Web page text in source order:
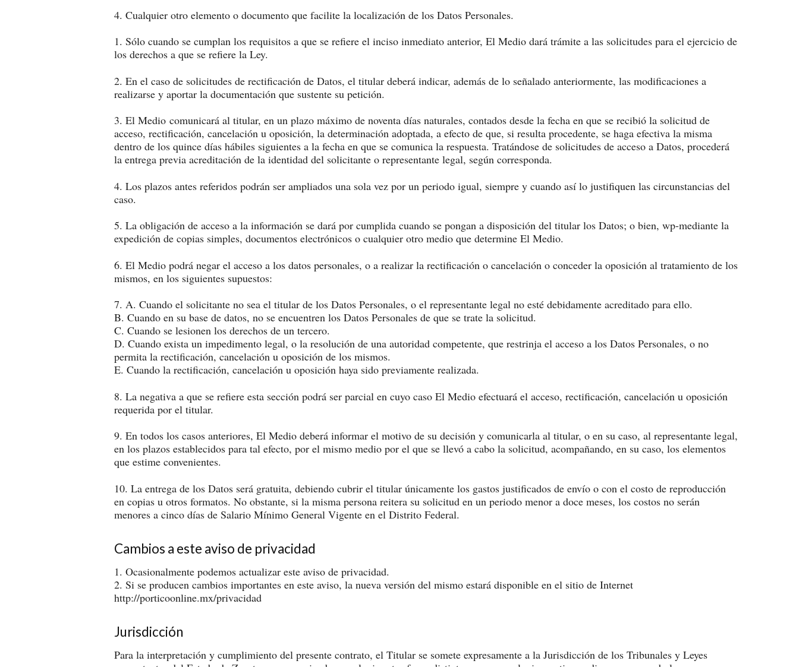
4. Cualquier otro elemento o documento que facilite la localización de los Datos Personales.
1. Sólo cuando se cumplan los requisitos a que se refiere el inciso inmediato anterior, El Medio dará trámite a las solicitudes para el ejercicio de
los derechos a que se refiere la Ley.
2. En el caso de solicitudes de rectificación de Datos, el titular deberá indicar, además de lo señalado anteriormente, las modificaciones a
realizarse y aportar la documentación que sustente su petición.
3. El Medio comunicará al titular, en un plazo máximo de noventa días naturales, contados desde la fecha en que se recibió la solicitud de
acceso, rectificación, cancelación u oposición, la determinación adoptada, a efecto de que, si resulta procedente, se haga efectiva la misma
dentro de los quince días hábiles siguientes a la fecha en que se comunica la respuesta. Tratándose de solicitudes de acceso a Datos, procederá
la entrega previa acreditación de la identidad del solicitante o representante legal, según corresponda.
4. Los plazos antes referidos podrán ser ampliados una sola vez por un periodo igual, siempre y cuando así lo justifiquen las circunstancias del
caso.
5. La obligación de acceso a la información se dará por cumplida cuando se pongan a disposición del titular los Datos; o bien, wp-mediante la
expedición de copias simples, documentos electrónicos o cualquier otro medio que determine El Medio.
6. El Medio podrá negar el acceso a los datos personales, o a realizar la rectificación o cancelación o conceder la oposición al tratamiento de los
mismos, en los siguientes supuestos:
7. A. Cuando el solicitante no sea el titular de los Datos Personales, o el representante legal no esté debidamente acreditado para ello.
B. Cuando en su base de datos, no se encuentren los Datos Personales de que se trate la solicitud.
C. Cuando se lesionen los derechos de un tercero.
D. Cuando exista un impedimento legal, o la resolución de una autoridad competente, que restrinja el acceso a los Datos Personales, o no
permita la rectificación, cancelación u oposición de los mismos.
E. Cuando la rectificación, cancelación u oposición haya sido previamente realizada.
8. La negativa a que se refiere esta sección podrá ser parcial en cuyo caso El Medio efectuará el acceso, rectificación, cancelación u oposición
requerida por el titular.
9. En todos los casos anteriores, El Medio deberá informar el motivo de su decisión y comunicarla al titular, o en su caso, al representante legal,
en los plazos establecidos para tal efecto, por el mismo medio por el que se llevó a cabo la solicitud, acompañando, en su caso, los elementos
que estime convenientes.
10. La entrega de los Datos será gratuita, debiendo cubrir el titular únicamente los gastos justificados de envío o con el costo de reproducción
en copias u otros formatos. No obstante, si la misma persona reitera su solicitud en un periodo menor a doce meses, los costos no serán
menores a cinco días de Salario Mínimo General Vigente en el Distrito Federal.
Cambios a este aviso de privacidad
1. Ocasionalmente podemos actualizar este aviso de privacidad.
2. Si se producen cambios importantes en este aviso, la nueva versión del mismo estará disponible en el sitio de Internet
http://porticoonline.mx/privacidad
Jurisdicción
Para la interpretación y cumplimiento del presente contrato, el Titular se somete expresamente a la Jurisdicción de los Tribunales y Leyes